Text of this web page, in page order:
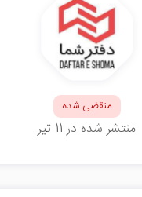
منقضی شده
منتشر شده در 11 تیر